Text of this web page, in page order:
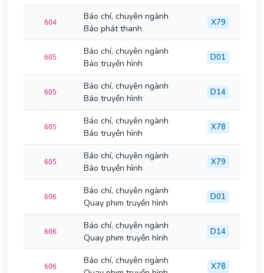
604
Báo chí, chuyên ngành
Báo phát thanh
X79
605
Báo chí, chuyên ngành
Báo truyền hình
D01
605
Báo chí, chuyên ngành
Báo truyền hình
D14
605
Báo chí, chuyên ngành
Báo truyền hình
X78
605
Báo chí, chuyên ngành
Báo truyền hình
X79
606
Báo chí, chuyên ngành
Quay phim truyền hình
D01
606
Báo chí, chuyên ngành
Quay phim truyền hình
D14
606
Báo chí, chuyên ngành
X78